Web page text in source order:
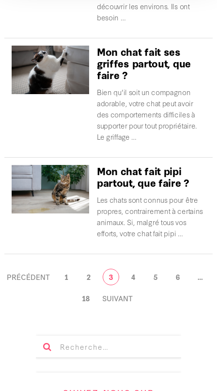
découvrir les environs. Ils ont
besoin …
Mon chat fait ses
griffes partout, que
faire ?
Bien qu'il soit un compagnon
adorable, votre chat peut avoir
des comportements difficiles à
supporter pour tout propriétaire.
Le griffage …
Mon chat fait pipi
partout, que faire ?
Les chats sont connus pour être
propres, contrairement à certains
animaux. Si, malgré tous vos
efforts, votre chat fait pipi …
NAVIGATION
PRÉCÉDENT 1 2 3 4 5 6 …
18 SUIVANT